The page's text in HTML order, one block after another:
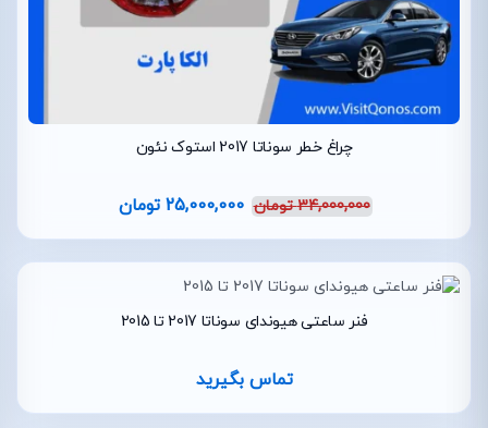
چراغ خطر سوناتا 2017 استوک نئون
34,000,000 تومان 25,000,000 تومان
فنر ساعتی هیوندای سوناتا 2017 تا 2015
تماس بگیرید